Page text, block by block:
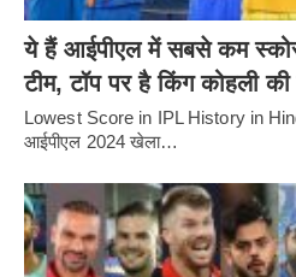
ये हैं आईपीएल में सबसे कम
टीम, टॉप पर है किंग कोहली की
Lowest Score in IPL History in
आईपीएल 2024 खेला…